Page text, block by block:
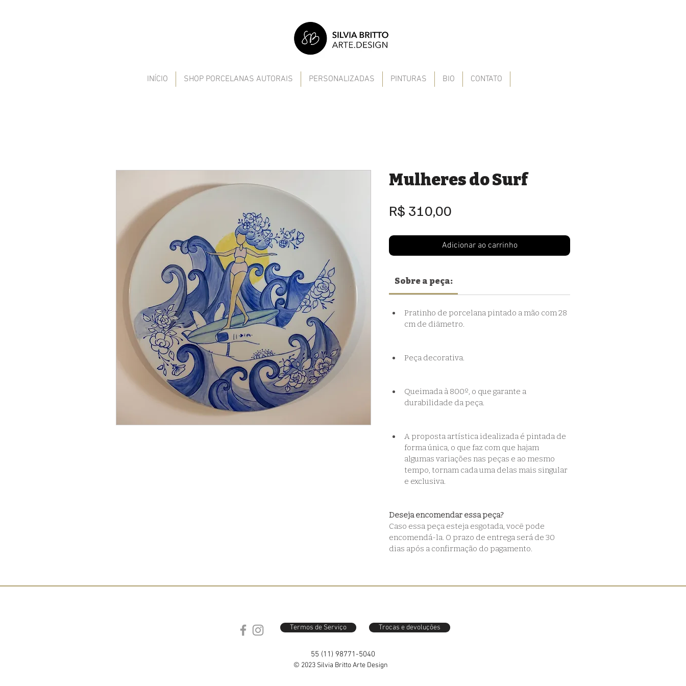
INÍCIO SHOP PORCELANAS AUTORAIS PERSONALIZADAS PINTURAS BIO CONTATO
Mulheres do Surf
R$ 310,00
Adicionar ao carrinho
Sobre a peça:
Pratinho de porcelana pintado a mão com 28
cm de diâmetro.
Peça decorativa.
Queimada à 800º, o que garante a
durabilidade da peça.
A proposta artística idealizada é pintada de
forma única, o que faz com que hajam
algumas variações nas peças e ao mesmo
tempo, tornam cada uma delas mais singular
e exclusiva.
Deseja encomendar essa peça?
Caso essa peça esteja esgotada, você pode
encomendá-la. O prazo de entrega será de 30
dias após a confirmação do pagamento.
Termos de Serviço Trocas e devoluções
55 (11) 98771-5040
© 2023 Silvia Britto Arte Design